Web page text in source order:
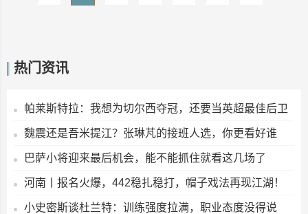
热门资讯
帕莱斯特拉：我想为切尔西夺冠，还要当英超最佳后卫
魏震还是吾米提江？张琳芃的接班人选，你更看好谁
巴萨小将迎来最后机会，能不能抓住就看这几场了
河南丨报名火爆，442稳扎稳打，帽子戏法再现江湖！
小史密斯谈杜兰特：训练强度拉满，职业态度没得说